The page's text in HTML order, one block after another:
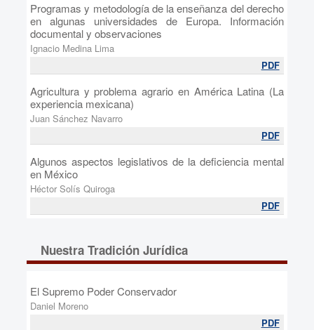
Programas y metodología de la enseñanza del derecho
en algunas universidades de Europa. Información
documental y observaciones
Ignacio Medina Lima
PDF
Agricultura y problema agrario en América Latina (La
experiencia mexicana)
Juan Sánchez Navarro
PDF
Algunos aspectos legislativos de la deficiencia mental
en México
Héctor Solís Quiroga
PDF
Nuestra Tradición Jurídica
El Supremo Poder Conservador
Daniel Moreno
PDF